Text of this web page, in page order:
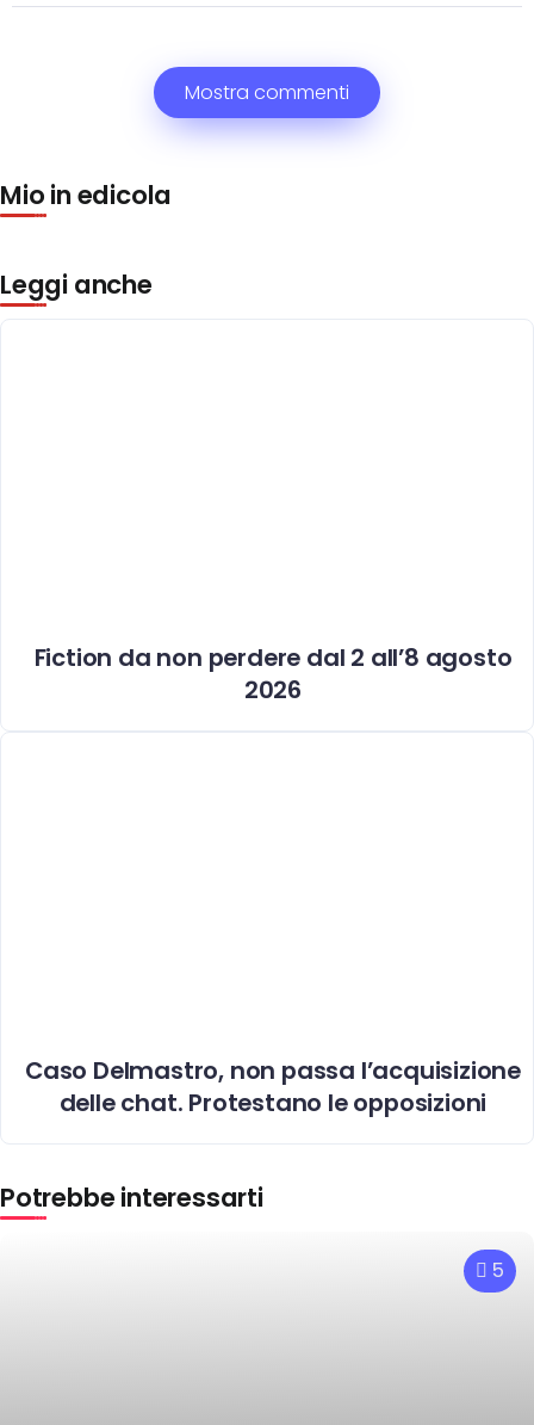
Mostra commenti
Mio in edicola
Leggi anche
Fiction da non perdere dal 2 all’8 agosto
2026
Caso Delmastro, non passa l’acquisizione
delle chat. Protestano le opposizioni
Potrebbe interessarti
5